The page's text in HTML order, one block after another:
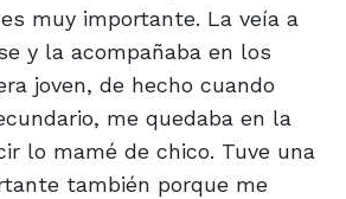
muy importante. La veía a
y la acompañaba en los
joven, de hecho cuando
me quedaba en la
lo mamé de chico. Tuve una
también porque me